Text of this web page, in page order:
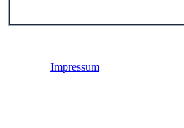
Impressum